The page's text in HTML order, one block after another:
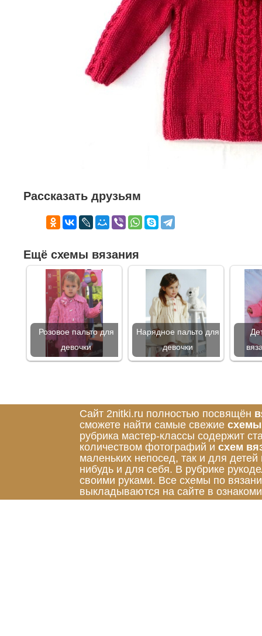
Рассказать друзьям
Ещё схемы вязания
Розовое пальто для
девочки
Нарядное пальто для
девочки
Сайт 2nitki.ru полностью посвящён
сможете найти самые свежие схемы
рубрика мастер-классы содержит
количеством фотографий и схем
маленьких непосед, так и для
нибудь и для себя. В рубрике
своими руками. Все схемы по
выкладываются на сайте в